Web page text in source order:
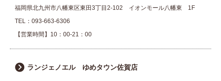
福岡県北九州市八幡東区東田3丁目2-102 イオンモール八幡東 1F
TEL： 093-663-6306
【営業時間】10：00-21：00
ランジェノエル ゆめタウン佐賀店